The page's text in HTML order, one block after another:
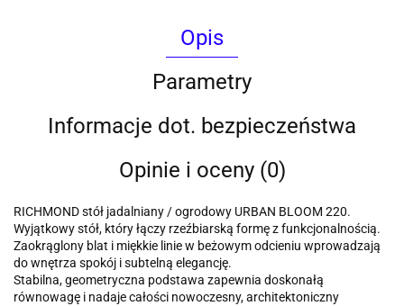
Opis
Parametry
Informacje dot. bezpieczeństwa
Opinie i oceny (0)
RICHMOND stół jadalniany / ogrodowy URBAN BLOOM 220.
Wyjątkowy stół, który łączy rzeźbiarską formę z funkcjonalnością.
Zaokrąglony blat i miękkie linie w beżowym odcieniu wprowadzają
do wnętrza spokój i subtelną elegancję.
Stabilna, geometryczna podstawa zapewnia doskonałą
równowagę i nadaje całości nowoczesny, architektoniczny